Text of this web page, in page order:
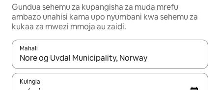
Gundua sehemu za kupangisha za muda mrefu
ambazo unahisi kama upo nyumbani kwa sehemu za
kukaa za mwezi mmoja au zaidi.
Mahali
Wakati matokeo yanapatikana, vinjari kwa kutumia vitufe vya
Kuingia